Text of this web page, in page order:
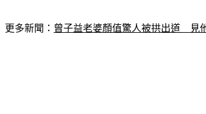
更多新聞： 曾子益老婆顏值驚人被拱出道　見